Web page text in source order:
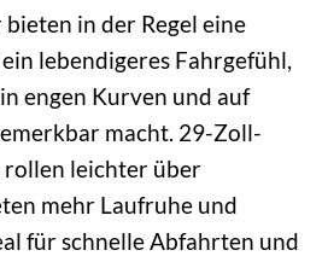
in der Regel eine
lebendigeres Fahrgefühl,
engen Kurven und auf
macht. 29-Zoll-
rollen leichter über
mehr Laufruhe und
für schnelle Abfahrten und